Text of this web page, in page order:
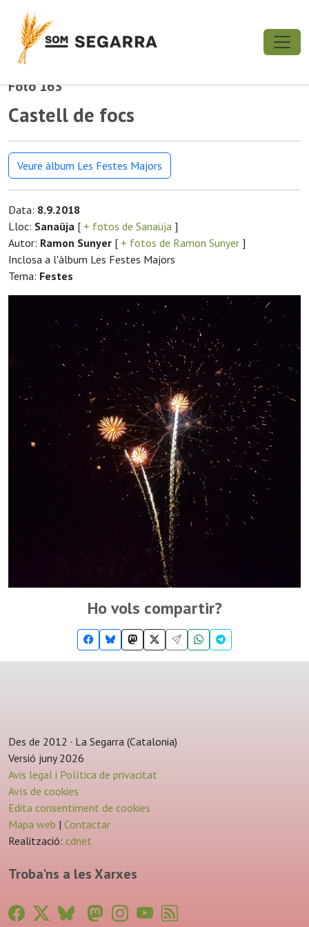
Foto 163
Castell de focs
Veure àlbum Les Festes Majors
Data: 8.9.2018
Lloc: Sanaüja [ + fotos de Sanaüja ]
Autor: Ramon Sunyer [ + fotos de Ramon Sunyer ]
Inclosa a l'àlbum Les Festes Majors
Tema: Festes
Ho vols compartir?
Des de 2012 · La Segarra (Catalonia)
Versió juny 2026
Avis legal i Política de privacitat
Avís de cookies
Edita consentiment de cookies
Mapa web | Contactar
Realització: cdnet
Troba'ns a les Xarxes